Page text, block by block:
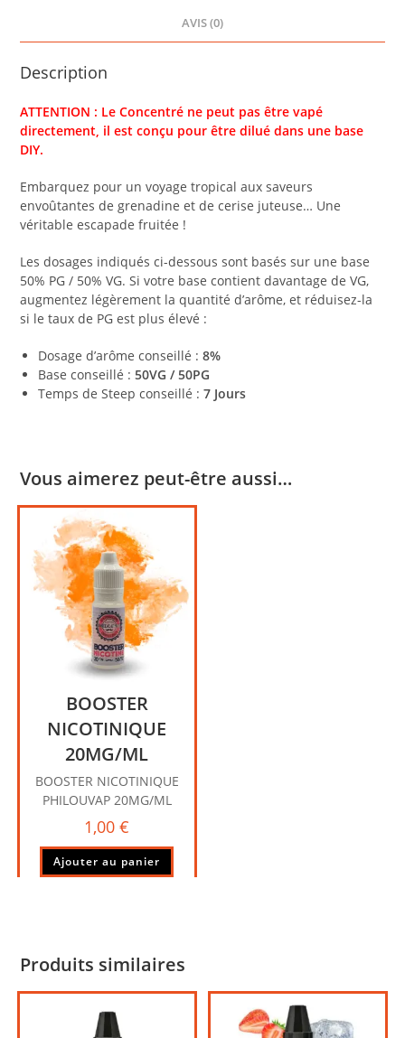
AVIS (0)
Description
ATTENTION : Le Concentré ne peut pas être vapé
directement, il est conçu pour être dilué dans une base
DIY.
Embarquez pour un voyage tropical aux saveurs
envoûtantes de grenadine et de cerise juteuse… Une
véritable escapade fruitée !
Les dosages indiqués ci-dessous sont basés sur une base
50% PG / 50% VG. Si votre base contient davantage de VG,
augmentez légèrement la quantité d’arôme, et réduisez-la
si le taux de PG est plus élevé :
Dosage d’arôme conseillé :8%
Base conseillé :50VG / 50PG
Temps de Steep conseillé :7 Jours
Vous aimerez peut-être aussi…
BOOSTER
NICOTINIQUE
20MG/ML
BOOSTER NICOTINIQUE
PHILOUVAP 20MG/ML
1,00€
Ajouter au panier
Produits similaires